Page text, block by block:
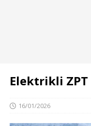
Elektrikli ZPT
16/01/2026